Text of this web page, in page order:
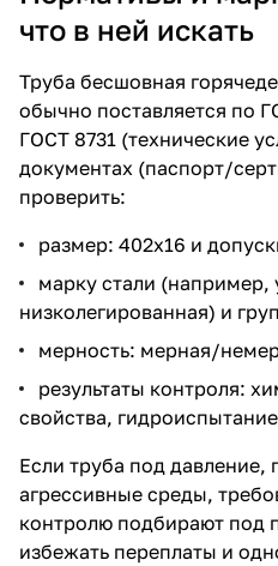
что в ней искать
Труба бесшовная
обычно поставляется по
ГОСТ 8731 (технические
документах (паспорт/
проверить:
размер: 402х16 и
марку стали (например,
низколегированная) и
мерность: мерная/
результаты контроля:
свойства,
Если труба под давление,
агрессивные среды,
контролю подбирают под
избежать переплаты и